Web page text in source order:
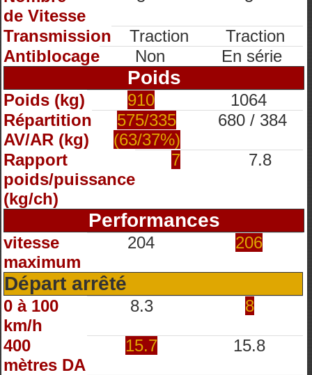
de Vitesse
Transmission Traction
Traction
Antiblocage
Non En série
Poids
Poids (kg) 910
1064
Répartition
AV/AR (kg)
575/335
(63/37%)
680 / 384
Rapport
poids/puissance
(kg/ch)
7 7.8
Performances
vitesse
maximum
204 206
Départ arrêté
0 à 100
km/h
8.3 8
400
mètres DA
15.7 15.8